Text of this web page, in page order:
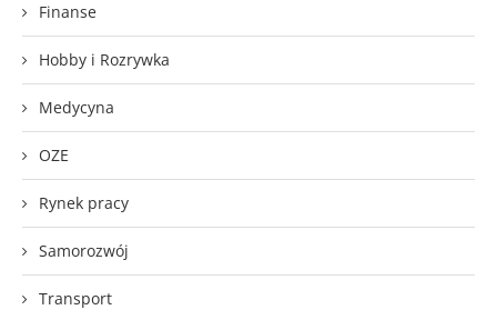
Finanse
Hobby i Rozrywka
Medycyna
OZE
Rynek pracy
Samorozwój
Transport